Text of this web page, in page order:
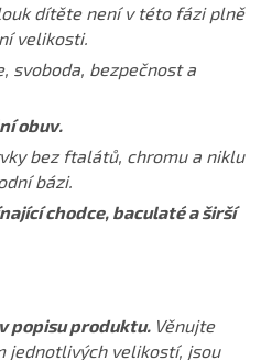
dítěte není v této fázi plně
velikosti.
svoboda, bezpečnost a
obuv.
bez ftalátů, chromu a niklu
bázi.
chodce, baculaté a širší
popisu produktu. Věnujte
jednotlivých velikostí, jsou